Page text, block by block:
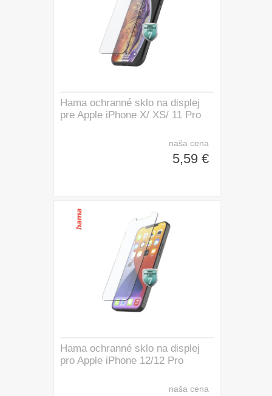
Hama ochranné sklo na displej
pre Apple iPhone X/ XS/ 11 Pro
naša cena
5,59 €
Hama ochranné sklo na displej
pro Apple iPhone 12/12 Pro
naša cena